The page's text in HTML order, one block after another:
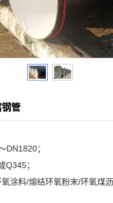
管
DN1820；
Q345；
涂料/熔结环氧粉末/环氧煤